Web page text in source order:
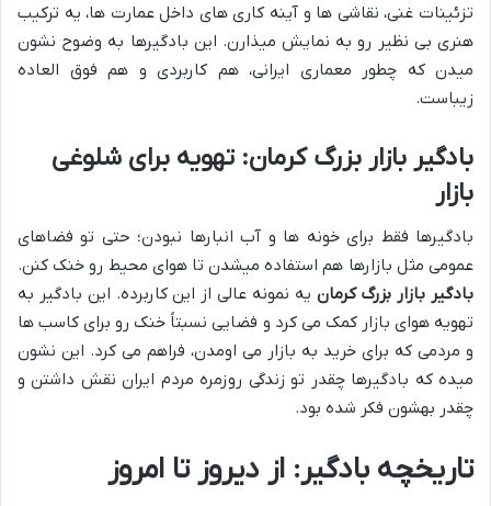
تزئینات غنی، نقاشی ها و آینه کاری های داخل عمارت ها، یه ترکیب
هنری بی نظیر رو به نمایش میذارن. این بادگیرها به وضوح نشون
میدن که چطور معماری ایرانی، هم کاربردی و هم فوق العاده
زیباست.
بادگیر بازار بزرگ کرمان: تهویه برای شلوغی
بازار
بادگیرها فقط برای خونه ها و آب انبارها نبودن؛ حتی تو فضاهای
عمومی مثل بازارها هم استفاده میشدن تا هوای محیط رو خنک کنن.
بادگیر بازار بزرگ کرمان یه نمونه عالی از این کاربرده. این بادگیر به
تهویه هوای بازار کمک می کرد و فضایی نسبتاً خنک رو برای کاسب ها
و مردمی که برای خرید به بازار می اومدن، فراهم می کرد. این نشون
میده که بادگیرها چقدر تو زندگی روزمره مردم ایران نقش داشتن و
چقدر بهشون فکر شده بود.
تاریخچه بادگیر: از دیروز تا امروز